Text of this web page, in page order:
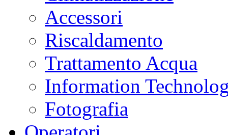
Accessori
Riscaldamento
Trattamento Acqua
Information
Fotografia